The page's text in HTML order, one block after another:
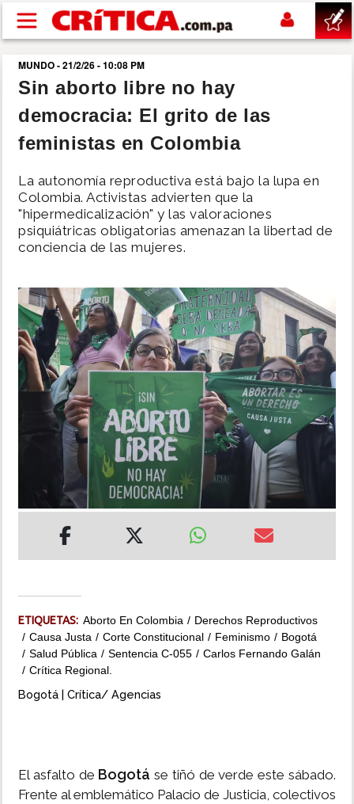
Pasar al contenido principal
buscar
SUCESOS
POLÍTICA
SHOW
DEPORTES
MUNDO
INSÓLITAS
MULTIMEDIA
MUNDO - 21/2/26 - 10:08 PM
Sin aborto libre no hay
democracia: El grito de las
feministas en Colombia
La autonomía reproductiva está bajo la lupa en
Colombia. Activistas advierten que la
"hipermedicalización" y las valoraciones
psiquiátricas obligatorias amenazan la libertad de
conciencia de las mujeres.
ETIQUETAS: Aborto En Colombia
Derechos Reproductivos
Causa Justa
Corte Constitucional Feminismo
Bogotá
Salud Pública
Sentencia C-055
Carlos Fernando Galán
Crítica Regional.
Bogotá | Crítica/ Agencias
El asfalto de Bogotá se tiñó de verde este sábado.
Frente al emblemático Palacio de Justicia, colectivos